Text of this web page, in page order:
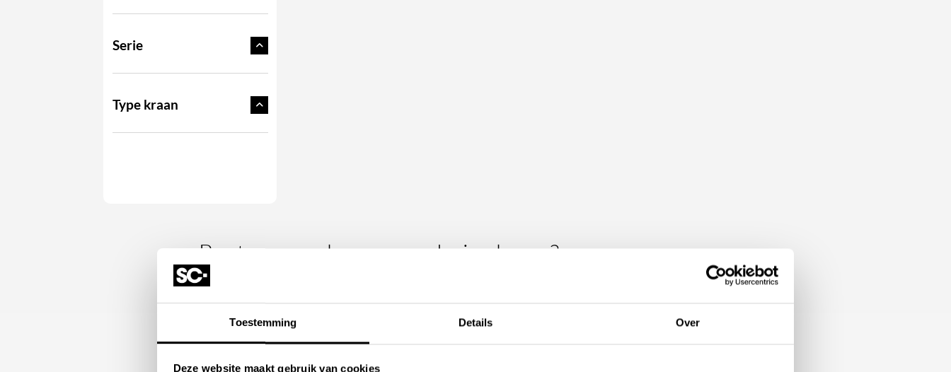
Toestemming Details Over
Deze website maakt gebruik van cookies
Serie
Type kraan
Bent u op zoek naar een design kraan?
Stone Company is al meer dan 20 jaar een expert op het gebied van luxe sanitair. Met een breed assortiment willen
wij onze klanten een ruime keuze bieden om hun badkamer volledig naar eigen smaak in te kunnen richten. Naast
het kiezen van een geschikte douche, geschikt bad en een wastafel is het ook belangrijk te kijken naar wat voor een
soort luxe kraan u op zoek bent. Stone Company heeft een groot aanbod aan verschillende soorten luxe kranen. Zo